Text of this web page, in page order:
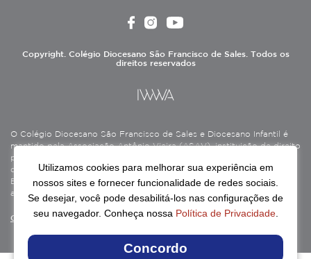
Copyright. Colégio Diocesano São Francisco de Sales. Todos os
direitos reservados
O Colégio Diocesano São Francisco de Sales e Diocesano Infantil é
mantido pela Associação Antônio Vieira (ASAV), instituição de direito
privado sem fins lucrativos, filantrópica, de natureza educativa,
cultural, assistencial e beneficente, certificada como Entidade
Beneficente de Assistência Social (CEBAS), nas áreas de educação e
assistência social.
Continue lendo
Utilizamos cookies para melhorar sua experiência em
nossos sites e fornecer funcionalidade de redes sociais.
Se desejar, você pode desabilitá-los nas configurações de
seu navegador. Conheça nossa Política de Privacidade.
Concordo